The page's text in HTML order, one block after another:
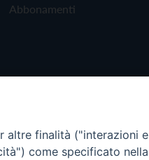
Abbonamenti
altre finalità ("interazioni e
come specificato nella